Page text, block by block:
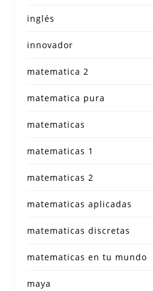
inglés
innovador
matematica 2
matematica pura
matematicas
matematicas 1
matematicas 2
matematicas aplicadas
matematicas discretas
matematicas en tu mundo
maya